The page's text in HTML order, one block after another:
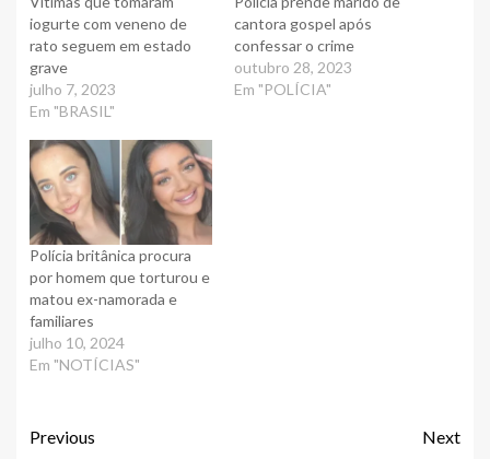
iogurte com veneno de
rato seguem em estado
grave
julho 7, 2023
Em "BRASIL"
cantora gospel após
confessar o crime
outubro 28, 2023
Em "POLÍCIA"
Polícia britânica procura
por homem que torturou e
matou ex-namorada e
familiares
julho 10, 2024
Em "NOTÍCIAS"
Previous
Next